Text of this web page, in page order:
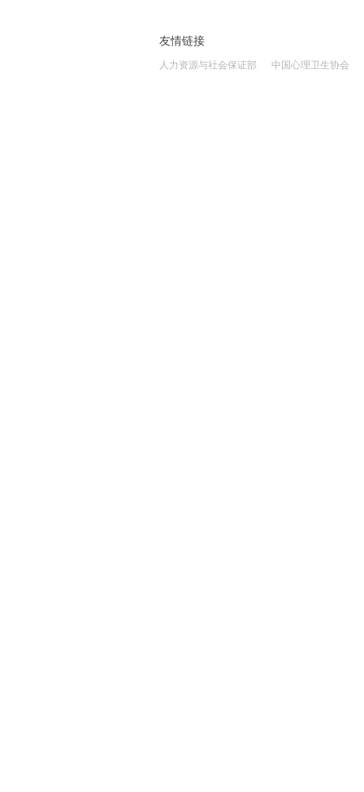
友情链接
人力资源与社会保证部 中国心理卫生协会